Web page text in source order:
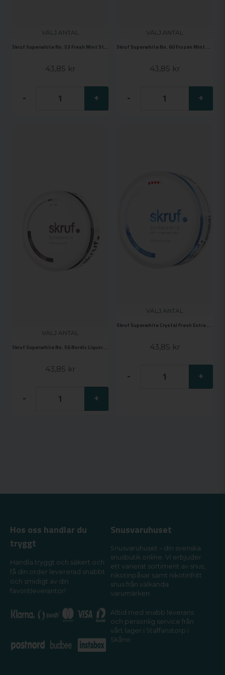
VÄLJ ANTAL
Skruf Superwhite No. 53 Fresh Mint Strong
43,85 kr
- +
VÄLJ ANTAL
Skruf Superwhite No. 60 Frozen Mint Xtra Strong
43,85 kr
- +
VÄLJ ANTAL
Skruf Superwhite No. 56 Nordic Liquorice
43,85 kr
- +
VÄLJ ANTAL
Skruf Superwhite Crystal Fresh Extra Strong
43,85 kr
- +
Hos oss handlar du
tryggt
Handla tryggt och säkert och
få din order levererad snabbt
och smidigt av din
favoritleverantör!
Snusvaruhuset
Snusvaruhuset – din svenska
snusbutik online. Vi erbjuder
ett varierat sortiment av snus,
nikotinpåsar samt nikotinfritt
snus från välkända
varumärken.
Alltid med snabb leverans
och personlig service från
vårt lager i Staffanstorp i
Skåne.